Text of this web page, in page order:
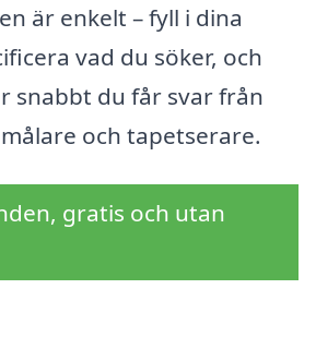
är enkelt – fyll i dina
vad du söker, och
snabbt du får svar från
och tapetserare.
gratis och utan